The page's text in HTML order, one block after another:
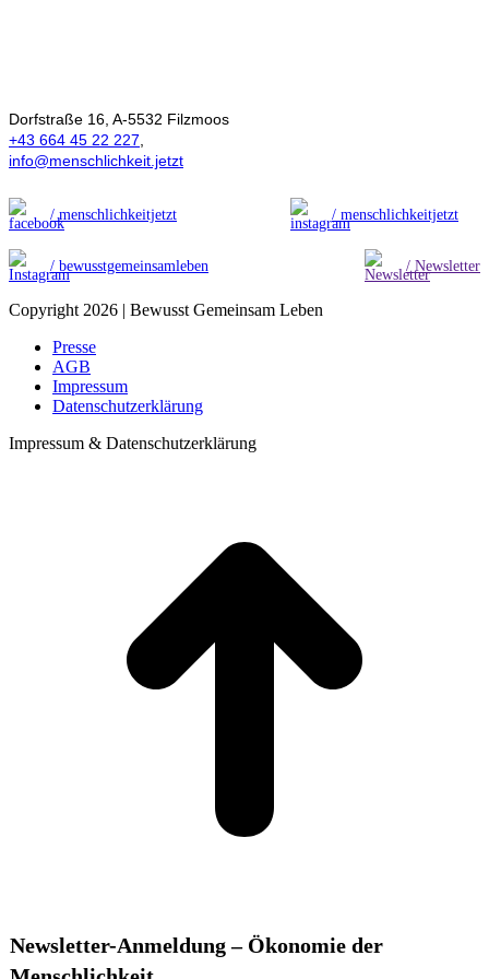
Dorfstraße 16, A-5532 Filzmoos
+43 664 45 22 227
info@menschlichkeit.jetzt
/ menschlichkeitjetzt / menschlichkeitjetzt
/ bewusstgemeinsamleben / Newsletter
Copyright 2026 | Bewusst Gemeinsam Leben
Presse
AGB
Impressum
Datenschutzerklärung
Impressum & Datenschutzerklärung
Newsletter-Anmeldung – Ökonomie der